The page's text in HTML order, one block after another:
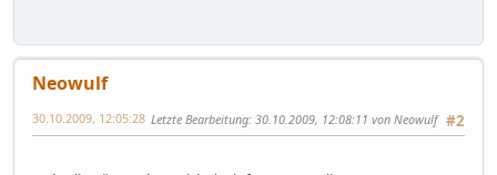
Neowulf
#2
30.10.2009, 12:05:28 Letzte Bearbeitung: 30.10.2009, 12:08:11 von Neowulf